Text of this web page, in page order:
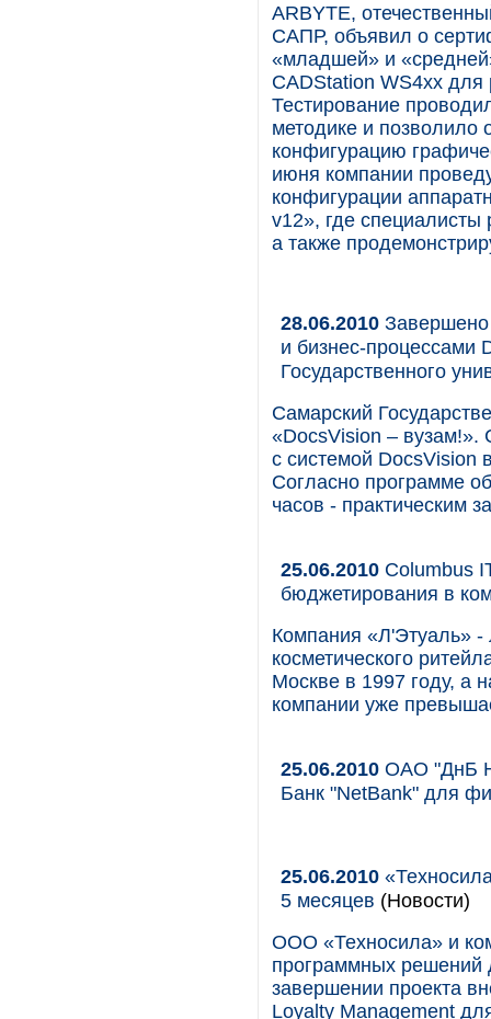
ARBYTE,
САПР, объявил о
«младшей» и
CADStation WS4xx
Тестирование
методике и позволило
конфигурацию
июня компании
конфигурации
v12», где специалисты
а также
28.06.2010 Завершено
и бизнес-процессами
Государственного
Самарский
«DocsVision – вузам!».
с системой DocsVision
Согласно программе
часов - практическим
25.06.2010 Columbus
бюджетирования в
Компания «Л'Этуаль»
косметического
Москве в 1997 году, а
компании уже
25.06.2010 ОАО "ДнБ
Банк "NetBank" для
25.06.2010
5 месяцев (Новости)
ООО «Техносила» и
программных решений
завершении проекта
Loyalty Management